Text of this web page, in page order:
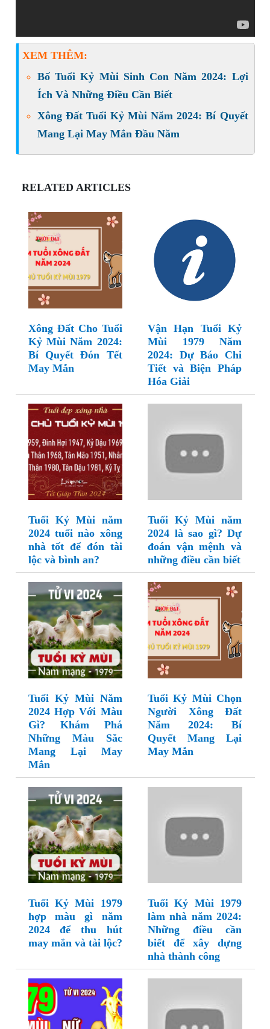
XEM THÊM:
Bố Tuổi Kỷ Mùi Sinh Con Năm 2024: Lợi
Ích Và Những Điều Cần Biết
Xông Đất Tuổi Kỷ Mùi Năm 2024: Bí Quyết
Mang Lại May Mắn Đầu Năm
RELATED ARTICLES
Xông Đất Cho Tuổi
Kỷ Mùi Năm 2024:
Bí Quyết Đón Tết
May Mắn
Vận Hạn Tuổi Kỷ
Mùi 1979 Năm
2024: Dự Báo Chi
Tiết và Biện Pháp
Hóa Giải
Tuổi Kỷ Mùi năm
2024 tuổi nào xông
nhà tốt để đón tài
lộc và bình an?
Tuổi Kỷ Mùi năm
2024 là sao gì? Dự
đoán vận mệnh và
những điều cần biết
Tuổi Kỷ Mùi Năm
2024 Hợp Với Màu
Gì? Khám Phá
Những Màu Sắc
Mang Lại May
Mắn
Tuổi Kỷ Mùi Chọn
Người Xông Đất
Năm 2024: Bí
Quyết Mang Lại
May Mắn
Tuổi Kỷ Mùi 1979
hợp màu gì năm
2024 để thu hút
may mắn và tài lộc?
Tuổi Kỷ Mùi 1979
làm nhà năm 2024:
Những điều cần
biết để xây dựng
nhà thành công